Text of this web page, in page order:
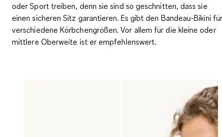
oder Sport treiben, denn siesind so geschnitten, dass sie
einen sicheren Sitz garantieren. Es gibt den Bandeau-Bikini
verschiedene Körbchengrößen. Vor allem für die kleine oder
mittlere Oberweite ist er empfehlenswert.